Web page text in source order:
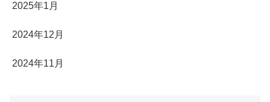
2025年1月
2024年12月
2024年11月